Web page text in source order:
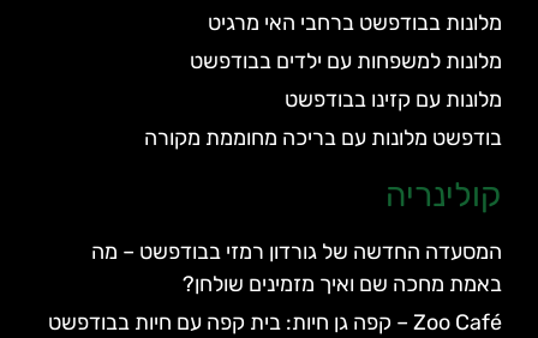
מלונות בבודפשט ברחבי האי מרגיט
מלונות למשפחות עם ילדים בבודפשט
מלונות עם קזינו בבודפשט
בודפשט מלונות עם בריכה מחוממת מקורה
קולינריה
המסעדה החדשה של גורדון רמזי בבודפשט – מה
באמת מחכה שם ואיך מזמינים שולחן?
Zoo Café – קפה גן חיות: בית קפה עם חיות בבודפשט